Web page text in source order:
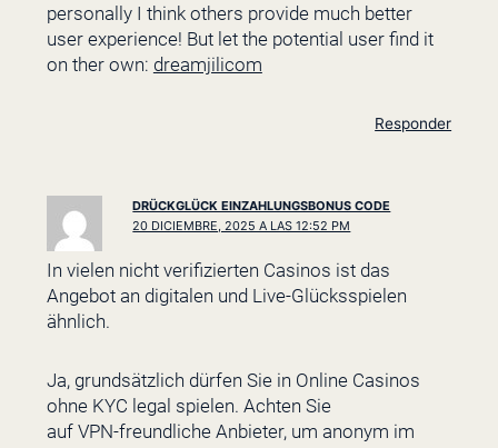
personally I think others provide much better
user experience! But let the potential user find it
on ther own: dreamjilicom
Responder
DRÜCKGLÜCK EINZAHLUNGSBONUS CODE
20 DICIEMBRE, 2025 A LAS 12:52 PM
In vielen nicht verifizierten Casinos ist das
Angebot an digitalen und Live-Glücksspielen
ähnlich.
Ja, grundsätzlich dürfen Sie in Online Casinos
ohne KYC legal spielen. Achten Sie
auf VPN-freundliche Anbieter, um anonym im